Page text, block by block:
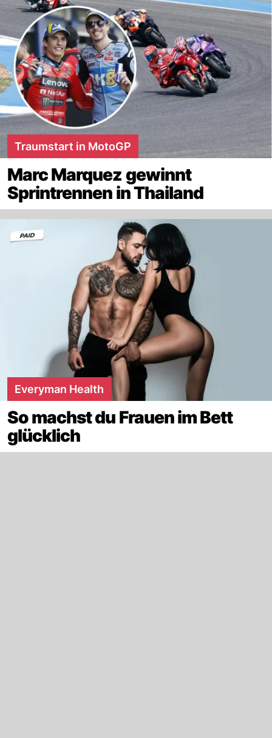
Traumstart in MotoGP
Marc Marquez gewinnt
Sprintrennen in Thailand
Everyman Health
So machst du Frauen im Bett
glücklich